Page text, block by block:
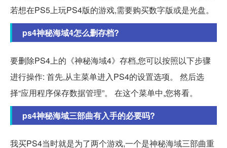
若想在PS5上玩PS4版的游戏,需要购买数字版或是光盘。
ps4神秘海域4怎么删存档?
要删除PS4上的《神秘海域4》存档,您可以按照以下步骤
进行操作: 首先,从主菜单进入PS4的设置选项。 然后选
择“应用程序保存数据管理”。 在这个菜单中,您将看。
ps4神秘海域三部曲有入手的必要吗?
我买PS4当时就是为了两个游戏,一个是神秘海域三部曲重